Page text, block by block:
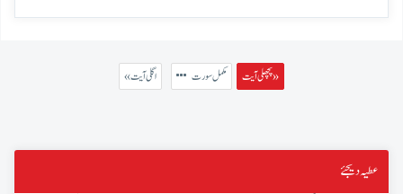
پچھلی آیت » مکمل سورت « اگلی آیت
عطیہ دیجئے